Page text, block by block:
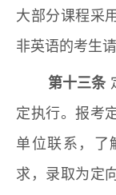
大部分课程采
非英语的考生
第十三条
定执行。报考
单位联系，了
求，录取为定